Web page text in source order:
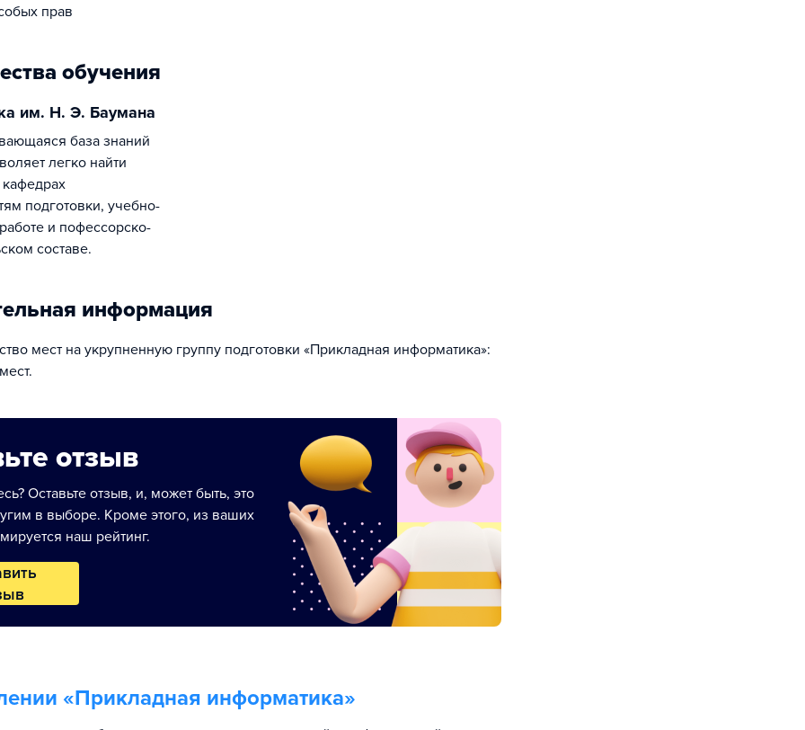
прав
обучения
им. Н. Э. Баумана
легко найти
подготовки, учебно-
и пофессорско-
составе.
информация
мест на укрупненную группу подготовки «Прикладная информатика»:
отзыв
Оставьте отзыв, и, может быть, это
в выборе. Кроме этого, из ваших
наш рейтинг.
«Прикладная информатика»